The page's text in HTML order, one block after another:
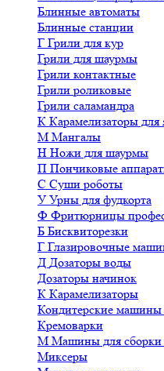
Блинные автоматы
Блинные станции
Г Грили для кур
Грили для шаурмы
Грили контактные
Грили роликовые
Грили саламандра
К Карамелизаторы для
М Мангалы
Н Ножи для шаурмы
П Пончиковые
С Суши роботы
У Урны для фудкорта
Ф Фритюрницы
Б Бисквиторезки
Г Глазировочные
Д Дозаторы воды
Дозаторы начинок
К Карамелизаторы
Кондитерские машины
Кремоварки
М Машины для сборки
Миксеры